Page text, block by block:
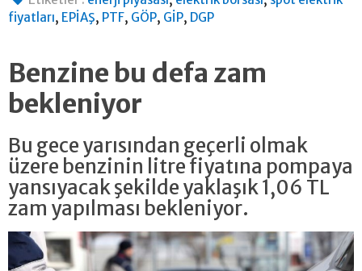
fiyatları, EPİAŞ, PTF, GÖP, GİP, DGP
Benzine bu defa zam
bekleniyor
Bu gece yarısından geçerli olmak
üzere benzinin litre fiyatına pompaya
yansıyacak şekilde yaklaşık 1,06 TL
zam yapılması bekleniyor.